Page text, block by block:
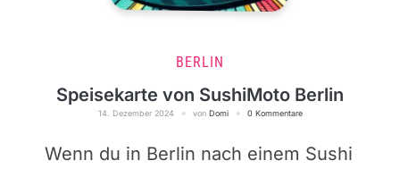
BERLIN
Speisekarte von SushiMoto Berlin
14. Dezember 2024 von Domi 0 Kommentare
Wenn du in Berlin nach einem Sushi